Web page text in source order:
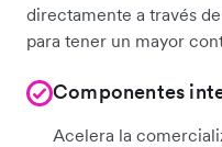
directamente a través
para tener un mayor
Componentes
Acelera la